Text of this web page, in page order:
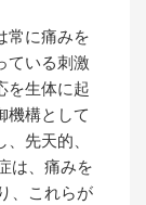
常に痛みを
ている刺激
を生体に起
機構として
先天的、
は、痛みを
、これらが